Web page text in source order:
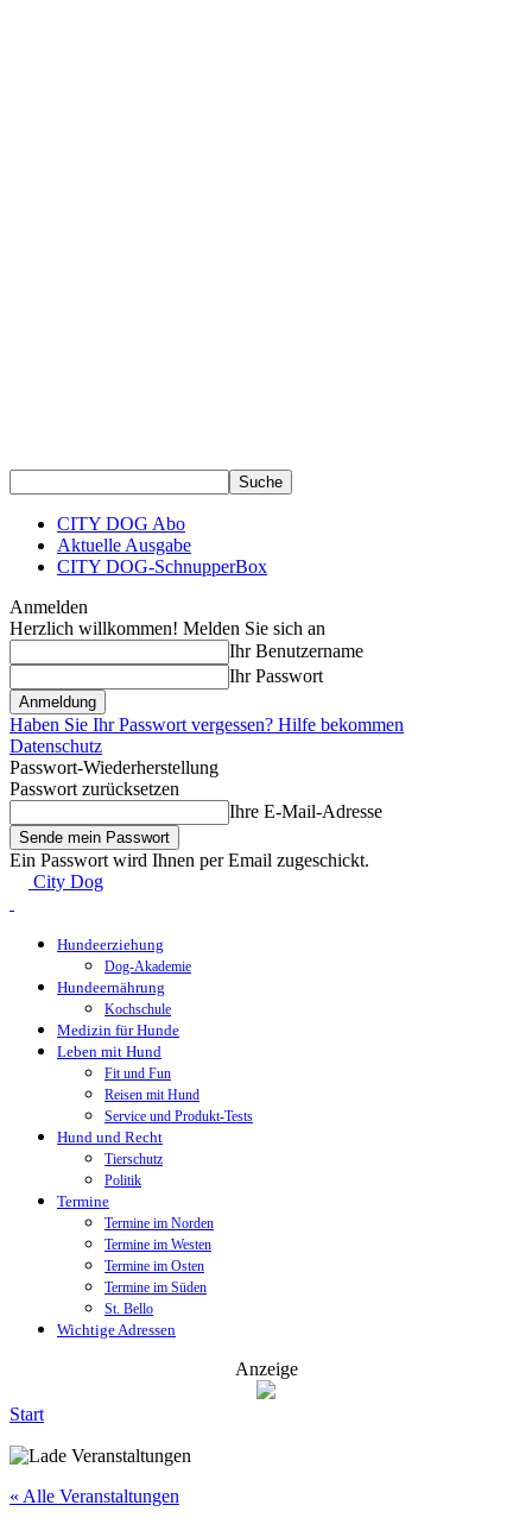
CITY DOG Abo
Aktuelle Ausgabe
CITY DOG-SchnupperBox
Anmelden
Herzlich willkommen! Melden Sie sich an
Ihr Benutzername
Ihr Passwort
Haben Sie Ihr Passwort vergessen? Hilfe bekommen
Datenschutz
Passwort-Wiederherstellung
Passwort zurücksetzen
Ihre E-Mail-Adresse
Ein Passwort wird Ihnen per Email zugeschickt.
City Dog
Hundeerziehung
Dog-Akademie
Hundeernährung
Kochschule
Medizin für Hunde
Leben mit Hund
Fit und Fun
Reisen mit Hund
Service und Produkt-Tests
Hund und Recht
Tierschutz
Politik
Termine
Termine im Norden
Termine im Westen
Termine im Osten
Termine im Süden
St. Bello
Wichtige Adressen
Anzeige
Start
« Alle Veranstaltungen